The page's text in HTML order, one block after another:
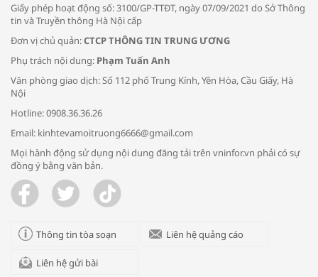
Bác sĩ tư vấn cách phòng tránh bệnh
đường hô hấp trong thời tiết giao mùa
Trao yêu thương cho em
Giấy phép hoạt động số: 3100/GP-TTĐT, ngày 07/09/2021 do Sở Thông
tin và Truyền thông Hà Nội cấp
Đơn vị chủ quản:CTCP THÔNG TIN TRUNG ƯƠNG
Phụ trách nội dung: Phạm Tuấn Anh
Văn phòng giao dịch: Số 112 phố Trung Kính, Yên Hòa, Cầu Giấy, Hà
Nội
Hotline: 0908.36.36.26
Email: kinhtevamoitruong6666@gmail.com
Mọi hành động sử dụng nội dung đăng tải trên vninfor.vn phải có sự
đồng ý bằng văn bản.
Thông tin tòa soạn Liên hệ quảng cáo
Liên hệ gửi bài